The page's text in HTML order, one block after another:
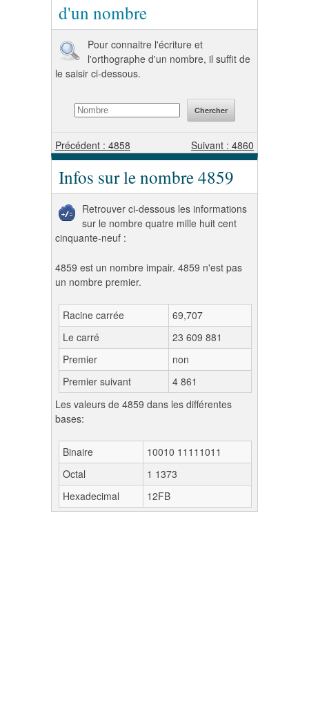
d'un nombre
Pour connaitre l'écriture et
l'orthographe d'un nombre, il suffit de
le saisir ci-dessous.
Précédent : 4858 Suivant : 4860
Infos sur le nombre 4859
Retrouver ci-dessous les informations
sur le nombre quatre mille huit cent
cinquante-neuf :
4859 est un nombre impair. 4859 n'est pas
un nombre premier.
Racine carrée
69,707
Le carré
23 609 881
Premier
non
Premier suivant
4 861
Les valeurs de 4859 dans les différentes
bases:
Binaire
10010 11111011
Octal
1 1373
Hexadecimal
12FB